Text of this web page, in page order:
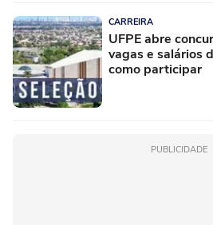
CARREIRA
UFPE abre
vagas e salários
como participar
PUBLICIDADE